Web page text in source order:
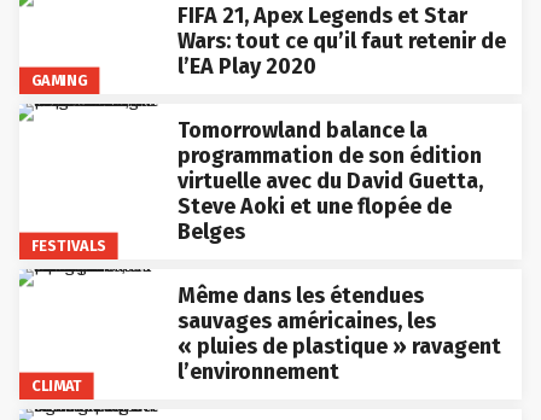
GAMING
FIFA 21, Apex Legends et Star
Wars: tout ce qu’il faut retenir de
l’EA Play 2020
FESTIVALS
Tomorrowland balance la
programmation de son édition
virtuelle avec du David Guetta,
Steve Aoki et une flopée de
Belges
CLIMAT
Même dans les étendues
sauvages américaines, les
« pluies de plastique » ravagent
l’environnement